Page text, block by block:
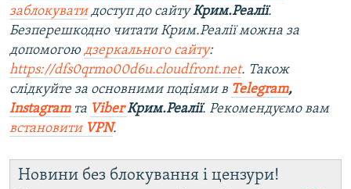
заблокуватидоступ до сайтуКрим.Реалії.
Безперешкодно читати Крим.Реалії можна за
допомогою дзеркального сайту:
https://dfs0qrmo00d6u.cloudfront.net. Також
слідкуйте за основними подіями в Telegram,
Instagramта ViberКрим.Реалії. Рекомендуємо вам
встановити VPN.
Новини без блокування і цензури!